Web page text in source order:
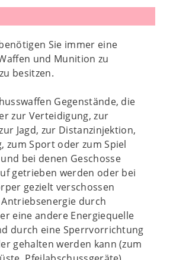
Sie immer eine
und Munition zu
besitzen.
Gegenstände, die
zur Verteidigung, zur
Jagd, zur Distanzinjektion,
zum Sport oder zum Spiel
bei denen Geschosse
getrieben werden oder bei
gezielt verschossen
durch
eine andere Energiequelle
durch eine Sperrvorrichtung
gehalten werden kann (zum